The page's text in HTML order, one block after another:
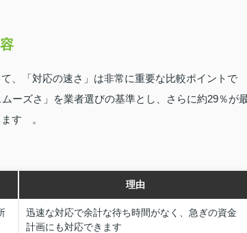
、「対応の速さ」は非常に重要な比較ポイントで
ーズさ」を業者選びの基準とし、さらに約29％が
ます 。
理由
迅速な対応で余計な待ち時間がなく、急ぎの資金
計画にも対応できます